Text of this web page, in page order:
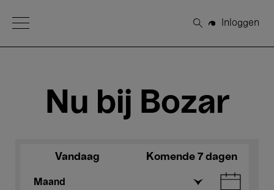
Open Menu
Zoeken
Inloggen
Nu bij Bozar
Vandaag Komende 7 dagen
Maand